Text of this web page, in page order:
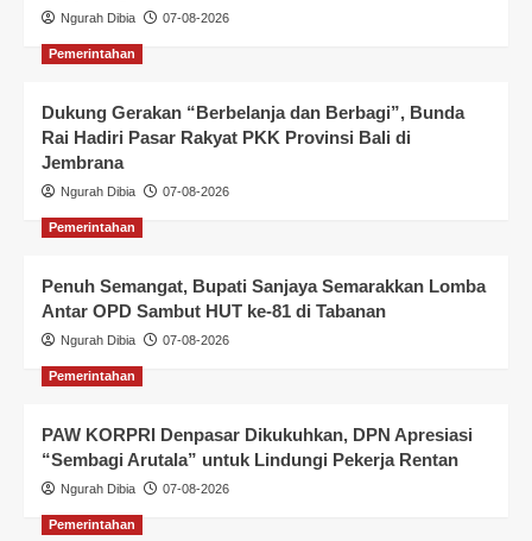
Ngurah Dibia 07-08-2026
Pemerintahan
Dukung Gerakan “Berbelanja dan Berbagi”, Bunda
Rai Hadiri Pasar Rakyat PKK Provinsi Bali di
Jembrana
Ngurah Dibia 07-08-2026
Pemerintahan
Penuh Semangat, Bupati Sanjaya Semarakkan Lomba
Antar OPD Sambut HUT ke-81 di Tabanan
Ngurah Dibia 07-08-2026
Pemerintahan
PAW KORPRI Denpasar Dikukuhkan, DPN Apresiasi
“Sembagi Arutala” untuk Lindungi Pekerja Rentan
Ngurah Dibia 07-08-2026
Pemerintahan